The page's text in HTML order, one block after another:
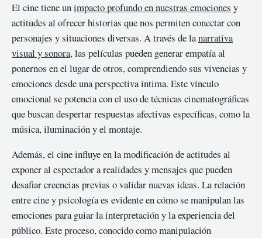
El cine tiene unimpacto profundo en nuestras emociones y
actitudes al ofrecer historias que nos permiten conectar con
personajes y situaciones diversas. A través de lanarrativa
visual y sonora, las películas pueden generar empatía al
ponernos en el lugar de otros, comprendiendo sus vivencias y
emociones desde una perspectiva íntima. Este vínculo
emocional se potencia con el uso de técnicas cinematográficas
que buscan despertar respuestas afectivas específicas, como la
música, iluminación y el montaje.
Además, el cine influye en la modificación de actitudes al
exponer al espectador a realidades y mensajes que pueden
desafiar creencias previas o validar nuevas ideas. La relación
entre cine y psicología es evidente en cómo se manipulan las
emociones para guiar la interpretación y la experiencia del
público. Este proceso, conocido como manipulación